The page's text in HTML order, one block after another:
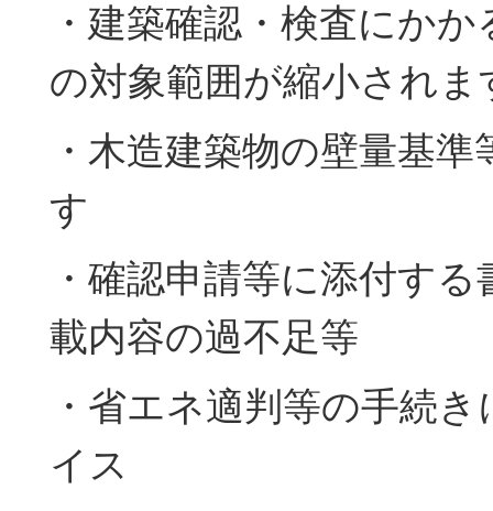
・建築確認・検査にか
の対象範囲が縮小されま
・木造建築物の壁量基
す
・確認申請等に添付す
載内容の過不足等
・省エネ適判等の手続
イス